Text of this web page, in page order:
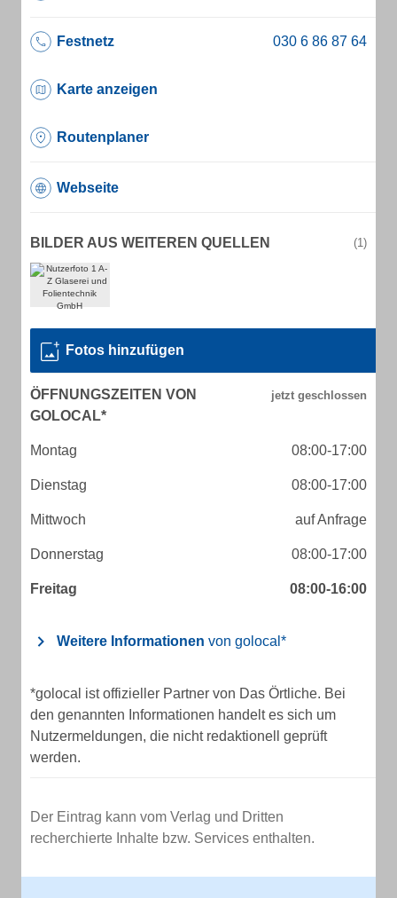
Festnetz
Karte anzeigen
Routenplaner
Webseite
BILDER AUS WEITEREN QUELLEN (1)
Fotos hinzufügen
ÖFFNUNGSZEITEN VON
GOLOCAL*
Montag 08:00-17:00
Dienstag 08:00-17:00
Mittwoch auf Anfrage
Donnerstag 08:00-17:00
Freitag 08:00-16:00
Weitere Informationen von golocal*
*golocal ist offizieller Partner von Das Örtliche. Bei
den genannten Informationen handelt es sich um
Nutzermeldungen, die nicht redaktionell geprüft
werden.
Der Eintrag kann vom Verlag und Dritten
recherchierte Inhalte bzw. Services enthalten.